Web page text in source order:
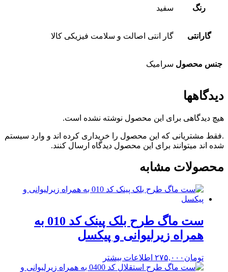
رنگ سفید
گارانتی گار انتی اصالت و سلامت فیزیکی کالا
جنس محصول سرامیک
دیدگاهها
هیچ دیدگاهی برای این محصول نوشته نشده است.
.فقط مشتریانی که این محصول را خریداری کرده اند و وارد سیستم
شده اند میتوانند برای این محصول دیدگاه ارسال کنند.
محصولات مشابه
ست ماگ طرح بلک پینک کد 010 به
همراه زیرلیوانی و پیکسل
تومان ۲۷۵,۰۰۰ اطلاعات بیشتر